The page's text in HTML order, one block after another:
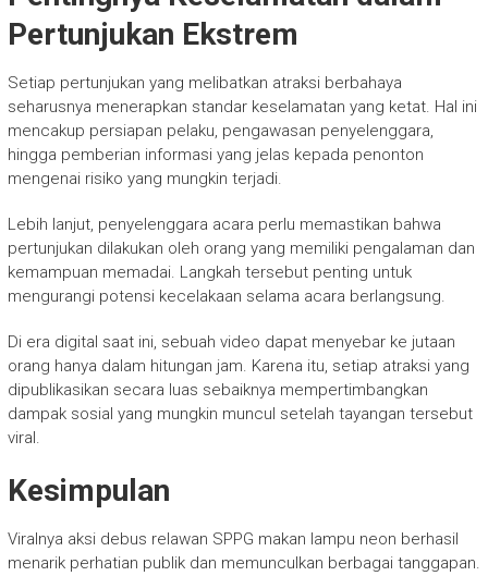
Pertunjukan Ekstrem
Setiap pertunjukan yang melibatkan atraksi berbahaya
seharusnya menerapkan standar keselamatan yang ketat. Hal ini
mencakup persiapan pelaku, pengawasan penyelenggara,
hingga pemberian informasi yang jelas kepada penonton
mengenai risiko yang mungkin terjadi.
Lebih lanjut, penyelenggara acara perlu memastikan bahwa
pertunjukan dilakukan oleh orang yang memiliki pengalaman dan
kemampuan memadai. Langkah tersebut penting untuk
mengurangi potensi kecelakaan selama acara berlangsung.
Di era digital saat ini, sebuah video dapat menyebar ke jutaan
orang hanya dalam hitungan jam. Karena itu, setiap atraksi yang
dipublikasikan secara luas sebaiknya mempertimbangkan
dampak sosial yang mungkin muncul setelah tayangan tersebut
viral.
Kesimpulan
Viralnya aksi debus relawan SPPG makan lampu neon berhasil
menarik perhatian publik dan memunculkan berbagai tanggapan.